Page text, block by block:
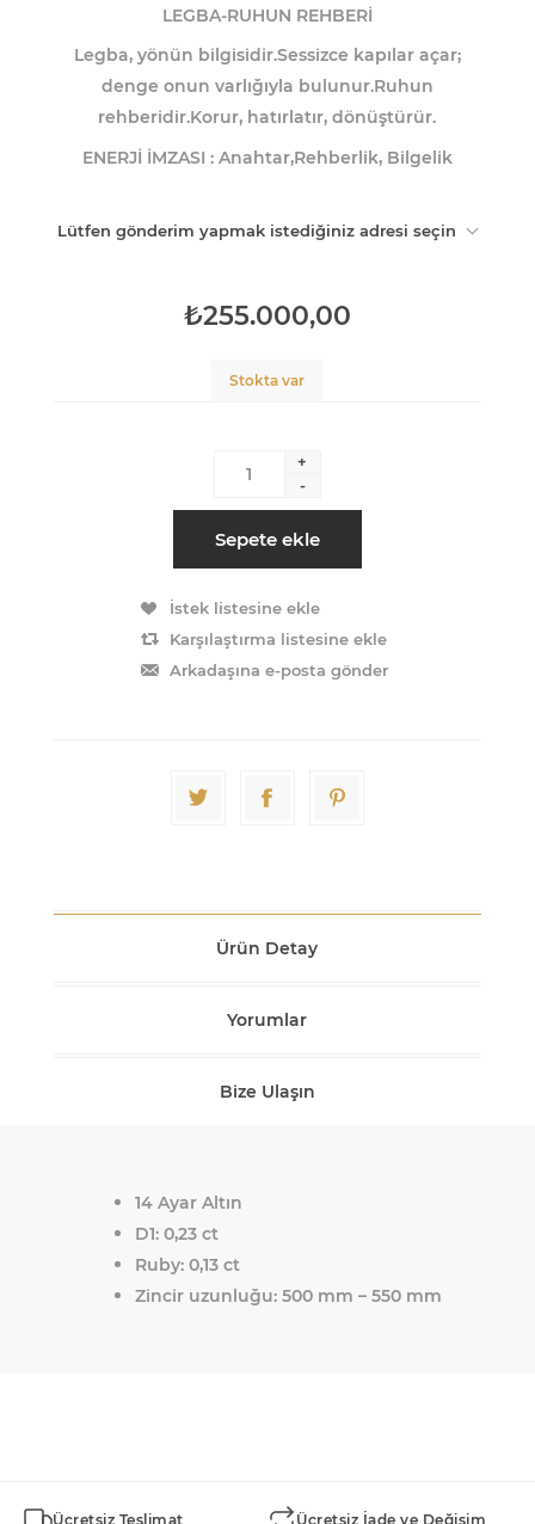
LEGBA-RUHUN REHBERİ
Legba, yönün bilgisidir.Sessizce kapılar açar;
denge onun varlığıyla bulunur.Ruhun
rehberidir.Korur, hatırlatır, dönüştürür.
ENERJİ İMZASI : Anahtar,Rehberlik, Bilgelik
Lütfen gönderim yapmak istediğiniz adresi seçin
₺255.000,00
Stokta var
+
-
Sepete ekle
İstek listesine ekle
Karşılaştırma listesine ekle
Arkadaşına e-posta gönder
Ürün Detay
Yorumlar
Bize Ulaşın
14 Ayar Altın
D1: 0,23 ct
Ruby: 0,13 ct
Zincir uzunluğu: 500 mm – 550 mm
Ücretsiz Teslimat
Ücretsiz İade ve Değişim